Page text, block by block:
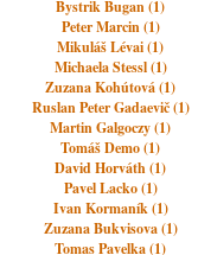
Bystrik Bugan (1)
Peter Marcin (1)
Mikuláš Lévai (1)
Michaela Stessl (1)
Zuzana Kohútová (1)
Ruslan Peter Gadaevič (1)
Martin Galgoczy (1)
Tomáš Demo (1)
David Horváth (1)
Pavel Lacko (1)
Ivan Kormaník (1)
Zuzana Bukvisova (1)
Tomas Pavelka (1)